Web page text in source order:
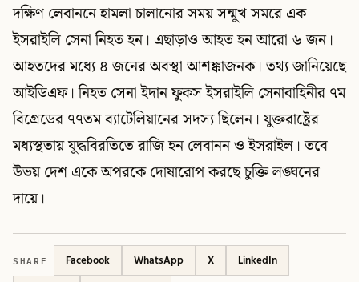
দক্ষিণ লেবাননে হামলা চালানোর সময় সন্মুখ সমরে এক
ইসরাইলি সেনা নিহত হন। এছাড়াও আহত হন আরো ৬ জন।
আহতদের মধ্যে ৪ জনের অবস্থা আশঙ্কাজনক। তথ্য জানিয়েছে
আইডিএফ। নিহত সেনা ইদান ফুকস ইসরাইলি সেনাবাহিনীর ৭ম
বিগ্রেডের ৭৭তম ব্যাটেলিয়ানের সদস্য ছিলেন। যুক্তরাষ্ট্রের
মধ্যস্থতায় যুদ্ধবিরতিতে রাজি হন লেবানন ও ইসরাইল। তবে
উভয় দেশ একে অপরকে দোষারোপ করছে চুক্তি লঙ্ঘনের
দায়ে।
SHARE Facebook WhatsApp X
LinkedIn